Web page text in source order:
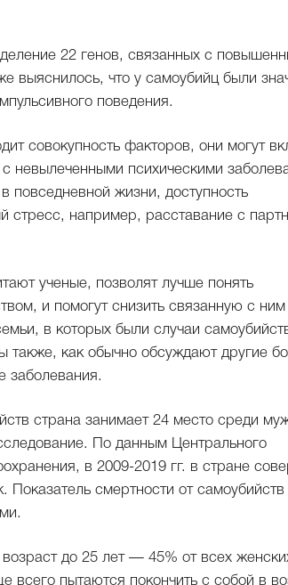
22 генов, связанных с
выяснилось, что у самоубийц были
поведения.
совокупность факторов, они могут
невылеченными психическими
повседневной жизни, доступность
стресс, например, расставание с
ученые, позволят лучше понять
и помогут снизить связанную с ним
в которых были случаи
как обычно обсуждают другие
заболевания.
страна занимает 24 место среди
По данным Центрального
в 2009-2019 гг. в стране
смертности от самоубийств
до 25 лет — 45% от всех
всего пытаются покончить с собой в